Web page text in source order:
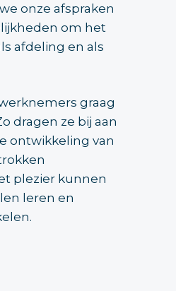
onze afspraken
om het
afdeling en als
graag
dragen ze bij aan
ontwikkeling van
plezier kunnen
leren en